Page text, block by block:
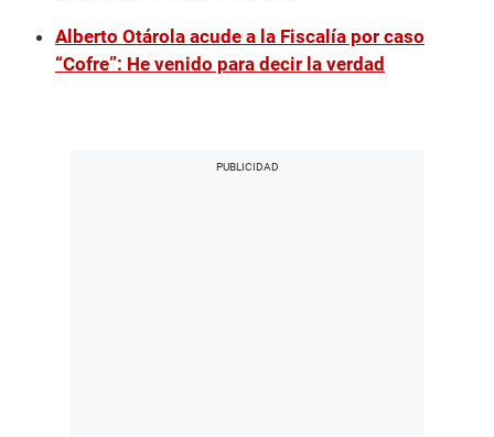
Alberto Otárola acude a la Fiscalía por caso
“Cofre”: He venido para decir la verdad